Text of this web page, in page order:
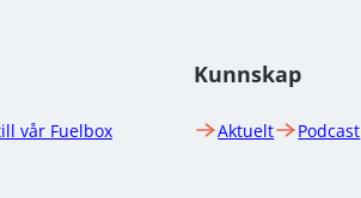
vår Fuelbox
Kunnskap
Aktuelt Podcast